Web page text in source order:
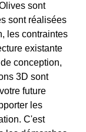
sont
sont réalisées
les contraintes
existante
conception,
3D sont
future
les
C'est